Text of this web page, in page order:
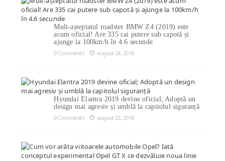
Mult-așteptatul roadster BMW Z4 (2019) este
acum oficial! Are 335 cai putere sub capotă și
ajunge la 100km/h în 4.6 secunde
0 Comments
august 24, 2018
Hyundai Elantra 2019 devine oficial; Adoptă un
design mai agresiv și umblă la capitolul siguranță
0 Comments
august 23, 2018